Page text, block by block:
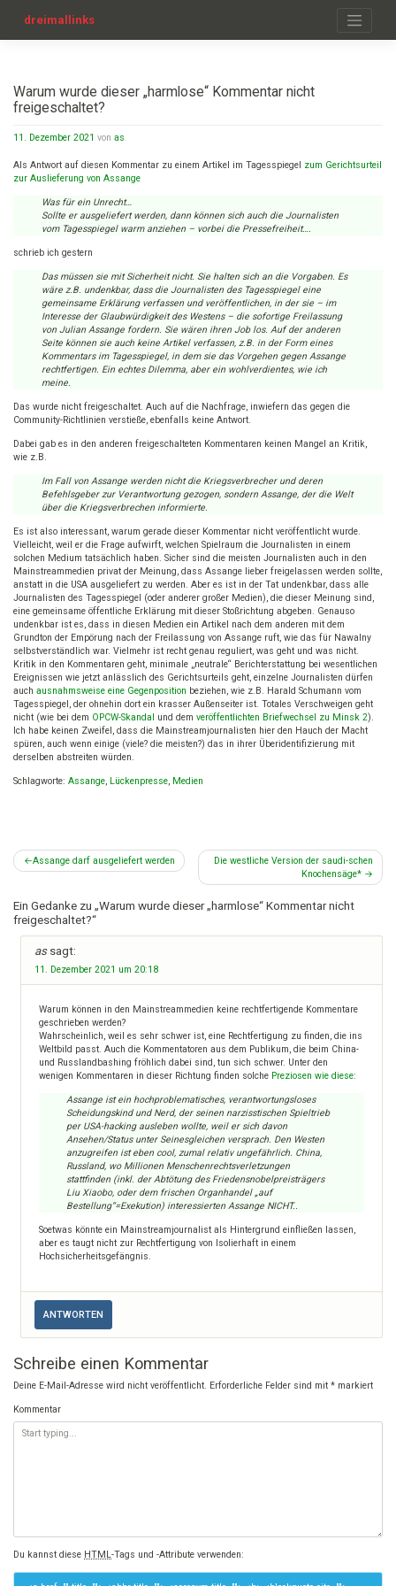
dreimallinks
Warum wurde dieser „harmlose“ Kommentar nicht
freigeschaltet?
11. Dezember 2021 von as
Als Antwort auf diesen Kommentar zu einem Artikel im Tagesspiegel zum Gerichtsurteil
zur Auslieferung von Assange
Was für ein Unrecht…
Sollte er ausgeliefert werden, dann können sich auch die Journalisten
vom Tagesspiegel warm anziehen – vorbei die Pressefreiheit….
schrieb ich gestern
Das müssen sie mit Sicherheit nicht. Sie halten sich an die Vorgaben. Es
wäre z.B. undenkbar, dass die Journalisten des Tagesspiegel eine
gemeinsame Erklärung verfassen und veröffentlichen, in der sie – im
Interesse der Glaubwürdigkeit des Westens – die sofortige Freilassung
von Julian Assange fordern. Sie wären ihren Job los. Auf der anderen
Seite können sie auch keine Artikel verfassen, z.B. in der Form eines
Kommentars im Tagesspiegel, in dem sie das Vorgehen gegen Assange
rechtfertigen. Ein echtes Dilemma, aber ein wohlverdientes, wie ich
meine.
Das wurde nicht freigeschaltet. Auch auf die Nachfrage, inwiefern das gegen die
Community-Richtlinien verstieße, ebenfalls keine Antwort.
Dabei gab es in den anderen freigeschalteten Kommentaren keinen Mangel an Kritik,
wie z.B.
Im Fall von Assange werden nicht die Kriegsverbrecher und deren
Befehlsgeber zur Verantwortung gezogen, sondern Assange, der die Welt
über die Kriegsverbrechen informierte.
Es ist also interessant, warum gerade dieser Kommentar nicht veröffentlicht wurde.
Vielleicht, weil er die Frage aufwirft, welchen Spielraum die Journalisten in einem
solchen Medium tatsächlich haben. Sicher sind die meisten Journalisten auch in den
Mainstreammedien privat der Meinung, dass Assange lieber freigelassen werden sollte,
anstatt in die USA ausgeliefert zu werden. Aber es ist in der Tat undenkbar, dass alle
Journalisten des Tagesspiegel (oder anderer großer Medien), die dieser Meinung sind,
eine gemeinsame öffentliche Erklärung mit dieser Stoßrichtung abgeben. Genauso
undenkbar ist es, dass in diesen Medien ein Artikel nach dem anderen mit dem
Grundton der Empörung nach der Freilassung von Assange ruft, wie das für Nawalny
selbstverständlich war. Vielmehr ist recht genau reguliert, was geht und was nicht.
Kritik in den Kommentaren geht, minimale „neutrale“ Berichterstattung bei wesentlichen
Ereignissen wie jetzt anlässlich des Gerichtsurteils geht, einzelne Journalisten dürfen
auch ausnahmsweise eine Gegenposition beziehen, wie z.B. Harald Schumann vom
Tagesspiegel, der ohnehin dort ein krasser Außenseiter ist. Totales Verschweigen geht
nicht (wie bei dem OPCW-Skandal und dem veröffentlichten Briefwechsel zu Minsk 2).
Ich habe keinen Zweifel, dass die Mainstreamjournalisten hier den Hauch der Macht
spüren, auch wenn einige (viele? die meisten?) das in ihrer Überidentifizierung mit
derselben abstreiten würden.
Schlagworte: Assange, Lückenpresse, Medien
Beitragsnavigation
Assange darf ausgeliefert werden
Die westliche Version der saudi-schen
Knochensäge*
Ein Gedanke zu „Warum wurde dieser „harmlose“ Kommentar nicht
freigeschaltet?“
as sagt:
11. Dezember 2021 um 20:18
Warum können in den Mainstreammedien keine rechtfertigende Kommentare
geschrieben werden?
Wahrscheinlich, weil es sehr schwer ist, eine Rechtfertigung zu finden, die ins
Weltbild passt. Auch die Kommentatoren aus dem Publikum, die beim China-
und Russlandbashing fröhlich dabei sind, tun sich schwer. Unter den
wenigen Kommentaren in dieser Richtung finden solche Preziosen wie diese:
Assange ist ein hochproblematisches, verantwortungsloses
Scheidungskind und Nerd, der seinen narzisstischen Spieltrieb
per USA-hacking ausleben wollte, weil er sich davon
Ansehen/Status unter Seinesgleichen versprach. Den Westen
anzugreifen ist eben cool, zumal relativ ungefährlich. China,
Russland, wo Millionen Menschenrechtsverletzungen
stattfinden (inkl. der Abtötung des Friedensnobelpreisträgers
Liu Xiaobo, oder dem frischen Organhandel „auf
Bestellung“=Exekution) interessierten Assange NICHT..
Soetwas könnte ein Mainstreamjournalist als Hintergrund einfließen lassen,
aber es taugt nicht zur Rechtfertigung von Isolierhaft in einem
Hochsicherheitsgefängnis.
ANTWORTEN
Schreibe einen Kommentar
Deine E-Mail-Adresse wird nicht veröffentlicht. Erforderliche Felder sind mit * markiert
Kommentar
Du kannst diese HTML-Tags und -Attribute verwenden: